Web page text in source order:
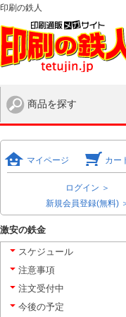
印刷の鉄人
商品を探す
マイページ カー
ログイン ＞
新規会員登録(無料)
激安の鉄金
スケジュール
注意事項
注文受付中
今後の予定